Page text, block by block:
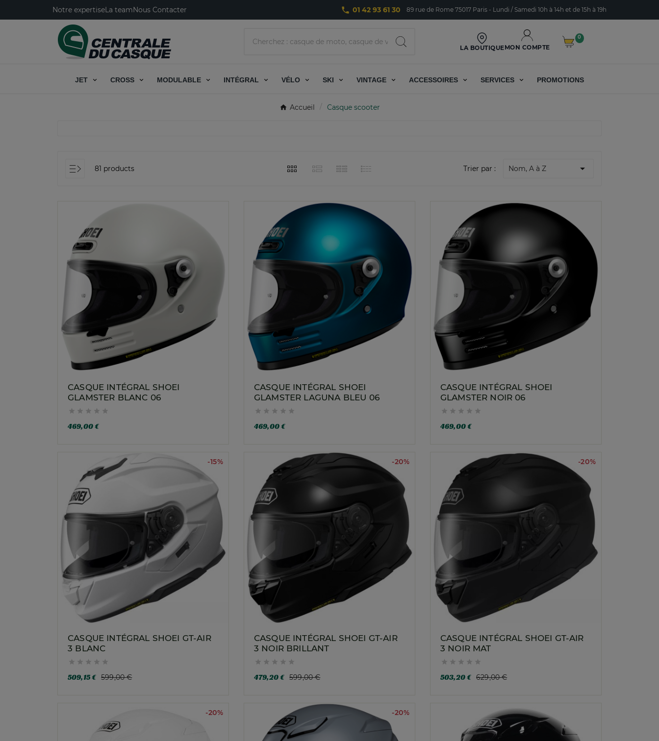
Notre expertiseLa teamNous Contacter phone 01 42 93 61 30 89 rue de Rome 75017 Paris - Lundi / Samedi 10h à 14h et de 15h à 19h
LA BOUTIQUEMON COMPTE
0
JET CROSS MODULABLE INTÉGRAL VÉLO SKI VINTAGE ACCESSOIRES SERVICES PROMOTIONS
Accueil Casque scooter
81 products Trier par : Nom, A à Z 
CASQUE INTÉGRAL SHOEI
GLAMSTER BLANC 06
    
469,00 €
CASQUE INTÉGRAL SHOEI
GLAMSTER LAGUNA BLEU 06
    
469,00 €
CASQUE INTÉGRAL SHOEI
GLAMSTER NOIR 06
    
469,00 €
-15%
CASQUE INTÉGRAL SHOEI GT-AIR
3 BLANC
    
509,15 € 599,00 €
-20%
CASQUE INTÉGRAL SHOEI GT-AIR
3 NOIR BRILLANT
    
479,20 € 599,00 €
-20%
CASQUE INTÉGRAL SHOEI GT-AIR
3 NOIR MAT
    
503,20 € 629,00 €
-20% -20%